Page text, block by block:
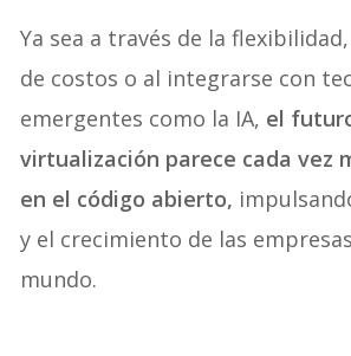
Ya sea a través de la
de costos o al integrarse con
emergentes como la IA, el
virtualización parece cada vez
en el código abierto,
y el crecimiento de las
mundo.